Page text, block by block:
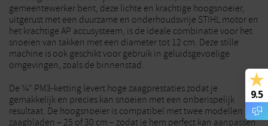
gemeentewerker bent, deze lichte en krachtige hoogsnoeier,
uitgerust met een duurzame en onderhoudsvrije STIHL motor en
het krachtige AP accusysteem, is de ideale combinatie voor het
snoeien van takken met een diameter tot 12 cm. Deze stille
machine is ook geschikt voor gebruik in geluidsgevoelige
omgevingen, zoals de binnenstad.
De ¼“ PM3-ketting levert hoge zaagprestaties zodat je
gemakkelijk en precies kan snoeien met een onberispelijk
resultaat. De hoogsnoeier is compatibel met twee modellen
zaagbladen – 25 of 30 cm – zodat je hem perfect kan aanpassen
9.5